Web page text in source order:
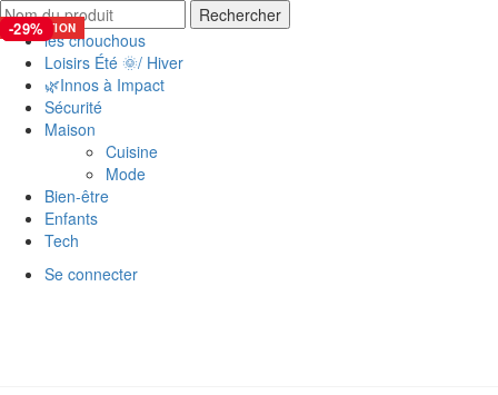
Rechercher
les chouchous
Loisirs Été 🌞/ Hiver
🌿Innos à Impact
Sécurité
Maison
Cuisine
Mode
Bien-être
Enfants
Tech
Se connecter
-6%
SÉLECTION
-1%
-3%
-9%
-29%